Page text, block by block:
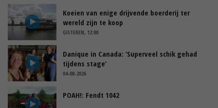
Koeien van enige drijvende boerderij ter
wereld zijn te koop
GISTEREN, 12:00
Danique in Canada: ‘Superveel schik gehad
tijdens stage’
04-08-2026
POAH!: Fendt 1042